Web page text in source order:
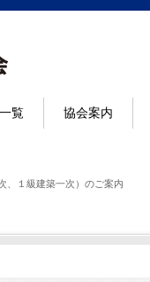
覧 協会案内
、１級建築一次）のご案内